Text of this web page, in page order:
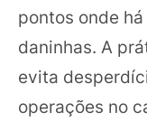
pontos onde
daninhas. A
evita
operações no